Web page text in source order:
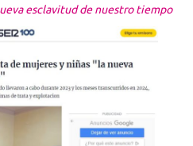
esclavitud de nuestro tiempo